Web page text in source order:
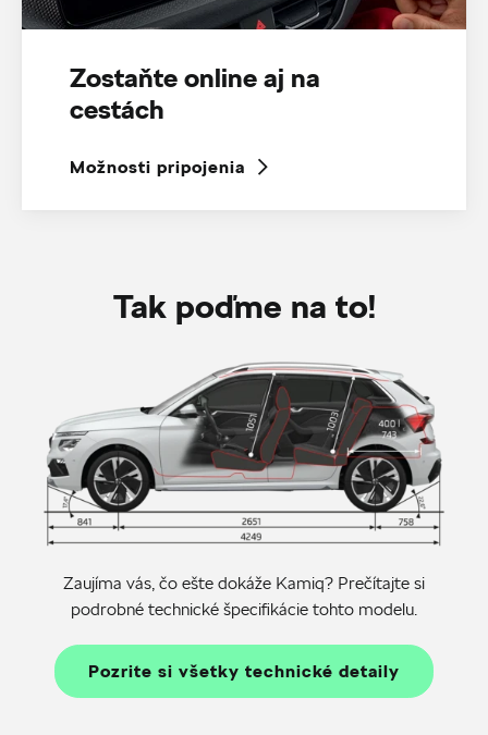
Zostaňte online aj na
cestách
Možnosti pripojenia
Tak poďme na to!
Zaujíma vás, čo ešte dokáže Kamiq? Prečítajte si
podrobné technické špecifikácie tohto modelu.
Pozrite si všetky technické detaily